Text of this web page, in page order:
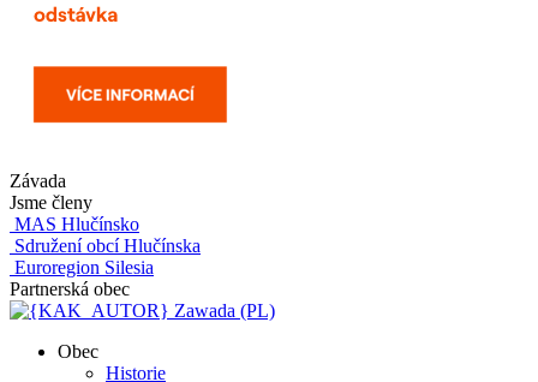
Závada
Jsme členy
MAS Hlučínsko
Sdružení obcí Hlučínska
Euroregion Silesia
Partnerská obec
Zawada (PL)
Obec
Historie